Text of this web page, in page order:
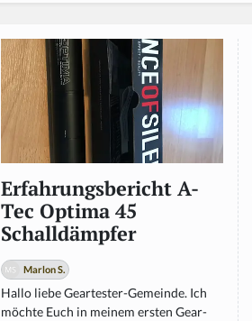
Erfahrungsbericht A-
Tec Optima 45
Schalldämpfer
Marlon S.
Hallo liebe Geartester-Gemeinde. Ich
möchte Euch in meinem ersten Gear-